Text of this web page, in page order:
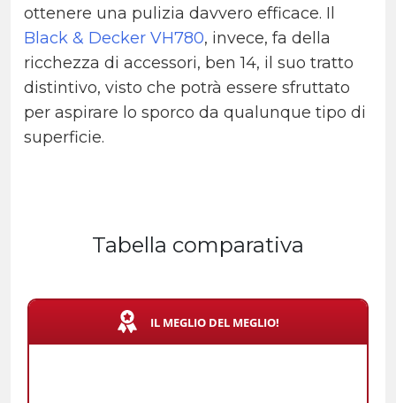
ottenere una pulizia davvero efficace. Il
Black & Decker VH780, invece, fa della
ricchezza di accessori, ben 14, il suo tratto
distintivo, visto che potrà essere sfruttato
per aspirare lo sporco da qualunque tipo di
superficie.
Tabella comparativa
IL MEGLIO DEL MEGLIO!